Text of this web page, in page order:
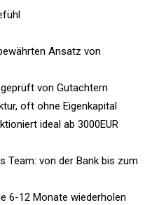
Ansatz von
von Gutachtern
oft ohne Eigenkapital
ideal ab 3000EUR
Team: von der Bank bis zum
6-12 Monate wiederholen